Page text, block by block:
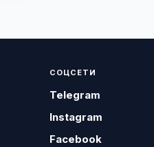
СОЦСЕТИ
Telegram
Instagram
Facebook